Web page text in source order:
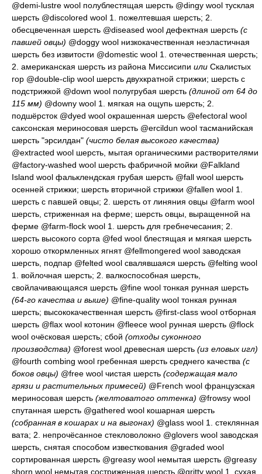
@demi-lustre wool полублестящая шерсть @dingy wool тусклая
шерсть @discolored wool 1. пожелтевшая шерсть; 2.
обесцвеченная шерсть @diseased wool дефектная шерсть (с
павшей овцы) @doggy wool низкокачественная неэластичная
шерсть без извитости @domestic wool 1. отечественная шерсть;
2. американская шерсть из района Миссисипи или Скалистых
гор @double-clip wool шерсть двухкратной стрижки; шерсть с
подстрижкой @down wool полугрубая шерсть (длиной от 64 до
115 мм) @downy wool 1. мягкая на ощупь шерсть; 2.
подшёрсток @dyed wool окрашенная шерсть @efectoral wool
саксонская мериносовая шерсть @ercildun wool тасманийская
шерсть "эрсилдан" (чисто белая высокого качества)
@extracted wool шерсть, мытая органическими растворителями
@factory-washed wool шерсть фабричной мойки @Falkland
Island wool фальклендская грубая шерсть @fall wool шерсть
осенней стрижки; шерсть вторичной стрижки @fallen wool 1.
шерсть с павшей овцы; 2. шерсть от линяния овцы @farm wool
шерсть, стриженная на ферме; шерсть овцы, выращенной на
ферме @farm-flock wool 1. шерсть для гребнечесания; 2.
шерсть высокого сорта @fed wool блестящая и мягкая шерсть
хорошо откормленных ягнят@fellmongered wool заводская
шерсть, подпар @felted wool свалявшаяся шерсть @felting wool
1. войлочная шерсть; 2. валкоспособная шерсть,
свойлачивающаяся шерсть @fine wool тонкая рунная шерсть
(64-го качества и выше) @fine-quality wool тонкая рунная
шерсть; высококачественная шерсть @first-class wool отборная
шерсть @flax wool котонин @fleece wool рунная шерсть @flock
wool очёсковая шерсть; сбой (отходы суконного
производства) @forest wool древесная шерсть (из еловых игл)
@fourth combing wool гребенная шерсть среднего качества (с
боков овцы) @free wool чистая шерсть (содержащая мало
грязи и растительных примесей) @French wool французская
мериносовая шерсть (желтоватого оттенка) @frowsy wool
спутанная шерсть @gathered wool кошарная шерсть
(собранная в кошарах и на выгонах) @glass wool 1. стеклянная
вата; 2. непрочёсанное стекловолокно @glovers wool заводская
шерсть, снятая способом известкования @graded wool
сортированная шерсть @greasy wool немытая шерсть @greasy
shorn wool немытая состриженная шерсть @gritty wool 1. сухая